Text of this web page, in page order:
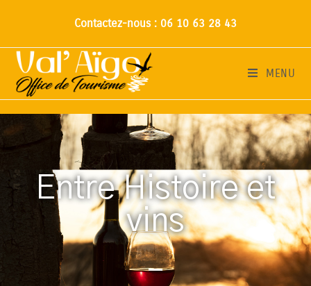
Contactez-nous : 06 10 63 28 43
MENU
Entre Histoire et
vins